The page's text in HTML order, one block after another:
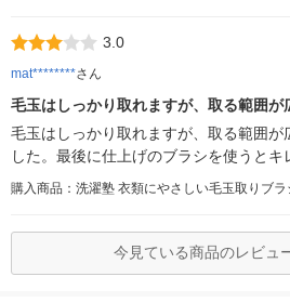
3.0
mat********さん
毛玉はしっかり取れますが、取る範囲
毛玉はしっかり取れますが、取る範囲が
した。最後に仕上げのブラシを使うとキ
購入商品：洗濯塾 衣類にやさしい毛玉取りブラ
今見ている商品のレビュ